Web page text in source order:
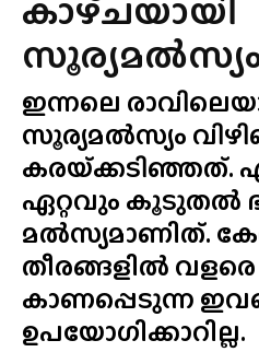
കാഴ്‌ചയായി
ഇന്നലെ
സൂര്യമൽസ്യം
കരയ്‌ക്കടിഞ്ഞത്.
ഏറ്റവും കൂടുതൽ
മൽസ്യമാണിത്.
തീരങ്ങളിൽ
കാണപ്പെടുന്ന
ഉപയോഗിക്കാറില്ല.